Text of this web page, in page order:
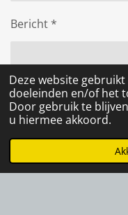
Deze website
doeleinden en/of het
Door gebruik te
u hiermee akkoord.
Bericht *
Verstuur reactie